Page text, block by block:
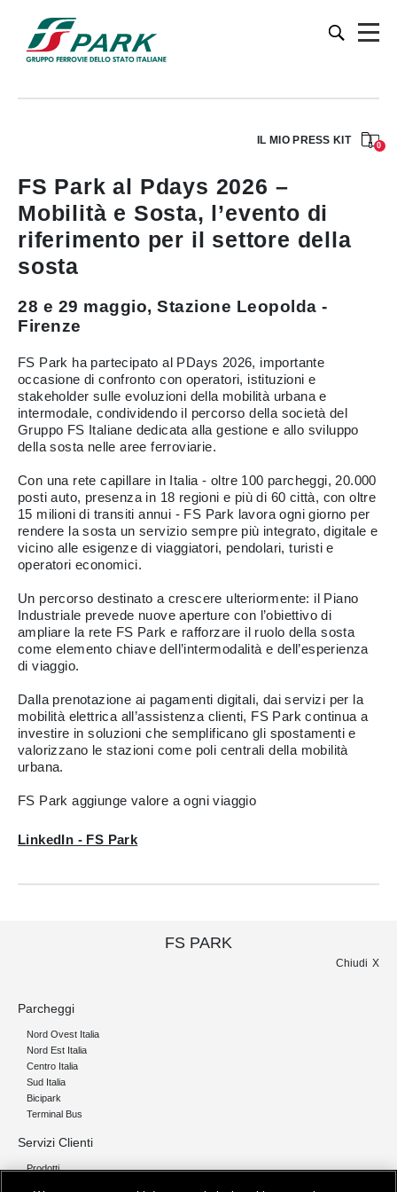
IL MIO PRESS KIT 0
FS Park al Pdays 2026 –
Mobilità e Sosta, l’evento di
riferimento per il settore della
sosta
28 e 29 maggio, Stazione Leopolda -
Firenze
FS Park ha partecipato al PDays 2026, importante
occasione di confronto con operatori, istituzioni e
stakeholder sulle evoluzioni della mobilità urbana e
intermodale, condividendo il percorso della società del
Gruppo FS Italiane dedicata alla gestione e allo sviluppo
della sosta nelle aree ferroviarie.
Con una rete capillare in Italia - oltre 100 parcheggi, 20.000
posti auto, presenza in 18 regioni e più di 60 città, con oltre
15 milioni di transiti annui - FS Park lavora ogni giorno per
rendere la sosta un servizio sempre più integrato, digitale e
vicino alle esigenze di viaggiatori, pendolari, turisti e
operatori economici.
Un percorso destinato a crescere ulteriormente: il Piano
Industriale prevede nuove aperture con l’obiettivo di
ampliare la rete FS Park e rafforzare il ruolo della sosta
come elemento chiave dell’intermodalità e dell’esperienza
di viaggio.
Dalla prenotazione ai pagamenti digitali, dai servizi per la
mobilità elettrica all’assistenza clienti, FS Park continua a
investire in soluzioni che semplificano gli spostamenti e
valorizzano le stazioni come poli centrali della mobilità
urbana.
FS Park aggiunge valore a ogni viaggio
LinkedIn - FS Park
FS PARK
Chiudi
Parcheggi
Nord Ovest Italia
Nord Est Italia
Centro Italia
Sud Italia
Bicipark
Terminal Bus
Servizi Clienti
Prodotti